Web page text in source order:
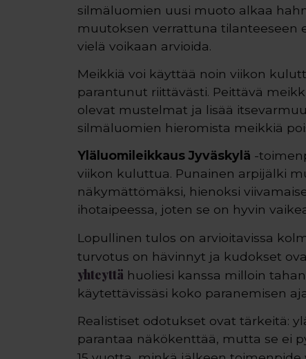
silmäluomien uusi muoto alkaa
muutoksen verrattuna tilanteeseen
vielä voikaan arvioida.
Meikkiä voi käyttää noin viikon
parantunut riittävästi. Peittävä
olevat mustelmat ja lisää
silmäluomien hieromista meikkiä
Yläluomileikkaus Jyväskylä -
viikon kuluttua. Punainen arpijälki
näkymättömäksi, hienoksi
ihotaipeessa, joten se on hyvin
Lopullinen tulos on arvioitavissa
turvotus on hävinnyt ja kudokset
yhteyttä huoliesi kanssa milloin
käytettävissäsi koko paranemisen
Realistiset odotukset ovat tärkeitä:
parantaa näkökenttää, mutta se ei